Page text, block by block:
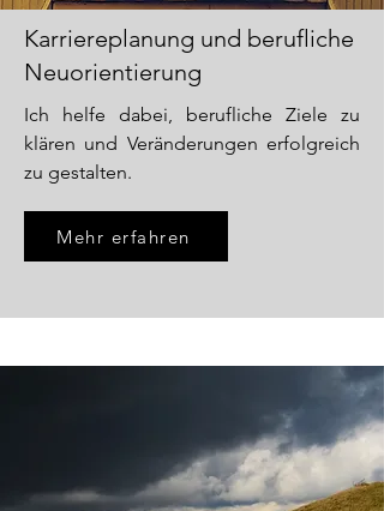
Karriereplanung und berufliche
Neuorientierung
Ich helfe dabei, berufliche Ziele zu
klären und Veränderungen erfolgreich
zu gestalten.
Mehr erfahren